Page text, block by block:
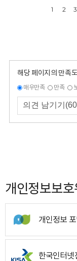
1 2 3
해당 페이지의 만족
매우만족 만족
개인정보보
개인정보
한국인터넷